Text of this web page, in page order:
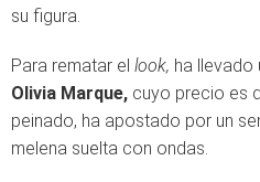
su figura.
Para rematar el look, ha llevado
Olivia Marque, cuyo precio es
peinado, ha apostado por un
melena suelta con ondas.